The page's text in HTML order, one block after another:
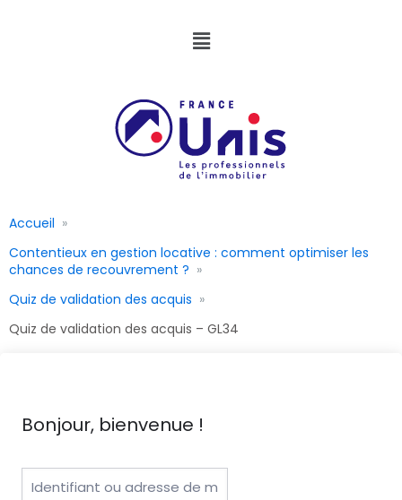
Accueil
Contentieux en gestion locative : comment optimiser les
chances de recouvrement ?
Quiz de validation des acquis
Quiz de validation des acquis – GL34
Bonjour, bienvenue !